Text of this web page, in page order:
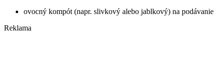
ovocný kompót (napr. slivkový alebo jablkový) na podávanie
Reklama